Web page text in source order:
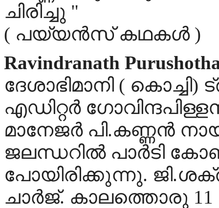
ചിരിച്ചു "
( പയ്യൻസ് കഥകൾ )
Ravindranath
ദേശാഭിമാനി ( കൊച്ചി)
എഡിറ്റര്‍
മാനേജര്‍ പി.കണ്ണന്‍
ജലന്ധറില്‍ പാര്‍ടി
പോയിരിക്കുന്നു.
ചാര്‍ജ്. കാലത്തൊരു 11